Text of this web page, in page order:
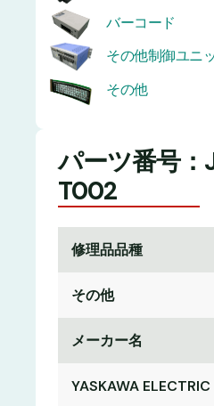
バーコード
その他制御ユニ
その他
パーツ番号
T002
修理品品種
その他
メーカー名
YASKAWA ELECTRIC